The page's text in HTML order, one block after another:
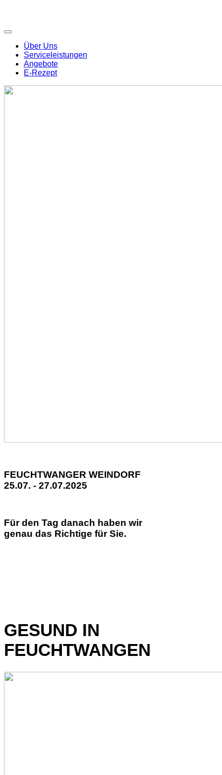
Über Uns
Serviceleistungen
Angebote
E-Rezept
FEUCHTWANGER WEINDORF
25.07. - 27.07.2025
Für den Tag danach haben wir
genau das Richtige für Sie.
GESUND IN
FEUCHTWANGEN